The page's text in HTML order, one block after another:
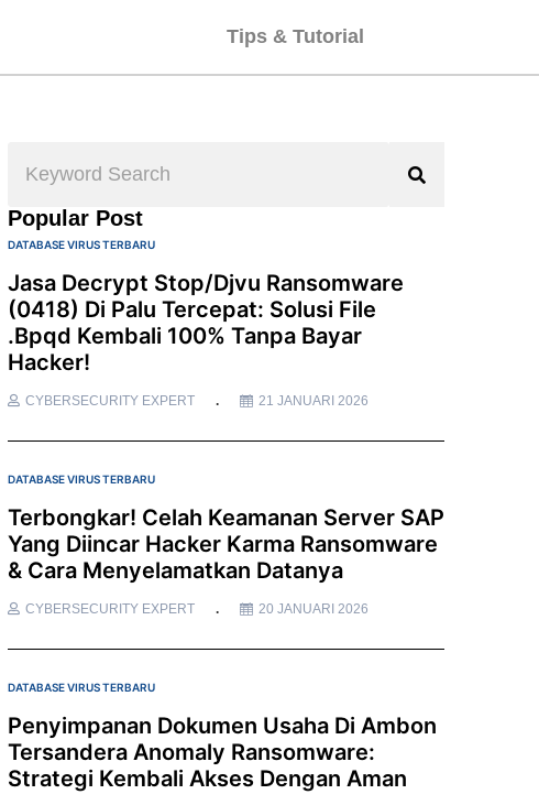
Tips & Tutorial
Popular Post
DATABASE VIRUS TERBARU
Jasa Decrypt Stop/Djvu Ransomware
(0418) Di Palu Tercepat: Solusi File
.bpqd Kembali 100% Tanpa Bayar
Hacker!
CYBERSECURITY EXPERT 21 JANUARI 2026
DATABASE VIRUS TERBARU
Terbongkar! Celah Keamanan Server SAP
Yang Diincar Hacker Karma Ransomware
& Cara Menyelamatkan Datanya
CYBERSECURITY EXPERT 20 JANUARI 2026
DATABASE VIRUS TERBARU
Penyimpanan Dokumen Usaha Di Ambon
Tersandera Anomaly Ransomware:
Strategi Kembali Akses Dengan Aman